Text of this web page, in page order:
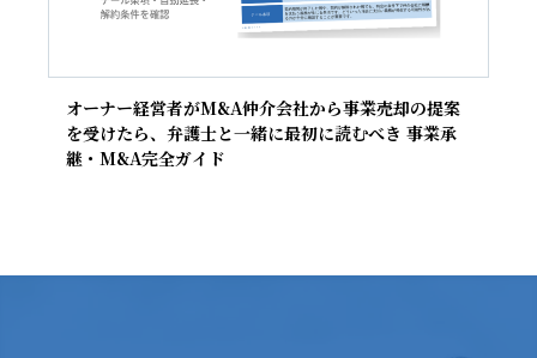
オーナー経営者がM&A仲介会社から事業売却の提案
を受けたら、弁護士と一緒に最初に読むべき 事業承
継・M&A完全ガイド